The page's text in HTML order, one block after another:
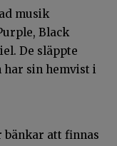
musik
Black
De släppte
har sin hemvist i
bänkar att finnas